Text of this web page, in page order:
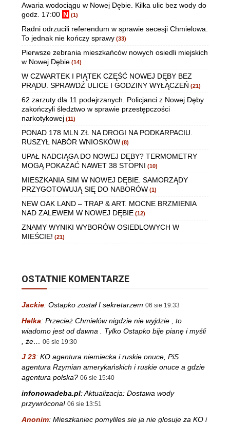
Awaria wodociągu w Nowej Dębie. Kilka ulic bez wody do
godz. 17:00 N (1)
Radni odrzucili referendum w sprawie secesji Chmielowa.
To jednak nie kończy sprawy (33)
Pierwsze zebrania mieszkańców nowych osiedli miejskich
w Nowej Dębie (14)
W CZWARTEK I PIĄTEK CZĘŚĆ NOWEJ DĘBY BEZ
PRĄDU. SPRAWDŹ ULICE I GODZINY WYŁĄCZEŃ (21)
62 zarzuty dla 11 podejrzanych. Policjanci z Nowej Dęby
zakończyli śledztwo w sprawie przestępczości
narkotykowej (11)
PONAD 178 MLN ZŁ NA DROGI NA PODKARPACIU.
RUSZYŁ NABÓR WNIOSKÓW (8)
UPAŁ NADCIĄGA DO NOWEJ DĘBY? TERMOMETRY
MOGĄ POKAZAĆ NAWET 38 STOPNI (10)
MIESZKANIA SIM W NOWEJ DĘBIE. SAMORZĄDY
PRZYGOTOWUJĄ SIĘ DO NABORÓW (1)
NEW OAK LAND – TRAP & ART. MOCNE BRZMIENIA
NAD ZALEWEM W NOWEJ DĘBIE (12)
ZNAMY WYNIKI WYBORÓW OSIEDLOWYCH W
MIEŚCIE! (21)
OSTATNIE KOMENTARZE
Jackie: Ostapko został I sekretarzem 06 sie 19:33
Helka: Przecież Chmielów nigdzie nie wyjdzie , to
wiadomo jest od dawna . Tylko Ostapko bije pianę i myśli
, że… 06 sie 19:30
J 23: KO agentura niemiecka i ruskie onuce, PiS
agentura Rzymian amerykańskich i ruskie onuce a gdzie
agentura polska? 06 sie 15:40
infonowadeba.pl:Aktualizacja: Dostawa wody
przywrócona! 06 sie 13:51
Anonim: Mieszkaniec pomyliles sie ja nie glosuje za KO i